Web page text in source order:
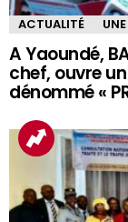
ACTUALITÉ UNE
A Yaoundé,
chef, ouvre
dénommé «